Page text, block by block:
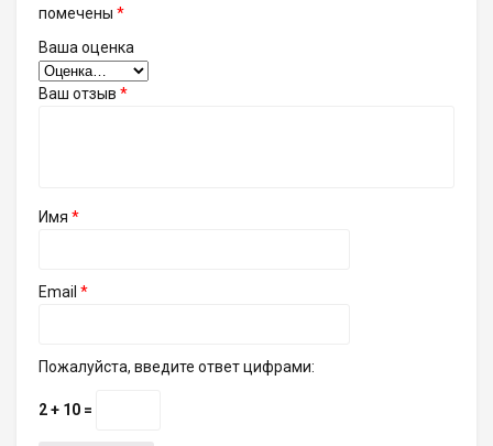
помечены *
Ваша оценка
Ваш отзыв *
Имя *
Email *
Пожалуйста, введите ответ цифрами:
2 + 10 =